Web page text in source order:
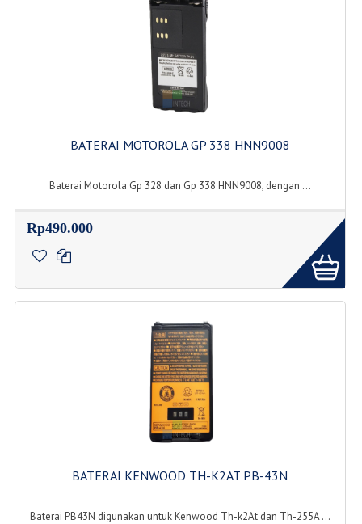
BATERAI MOTOROLA GP 338 HNN9008
Baterai Motorola Gp 328 dan Gp 338 HNN9008, dengan ...
Rp490.000
BATERAI KENWOOD TH-K2AT PB-43N
Baterai PB43N digunakan untuk Kenwood Th-k2At dan Th-255A ...